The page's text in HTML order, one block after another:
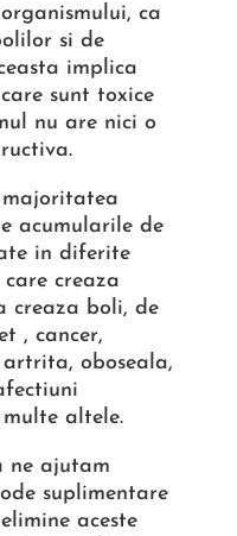
ca
si de
implica
sunt toxice
nu are nici o
acumularile de
in diferite
creaza
creaza boli, de
, cancer,
oboseala,
altele.
ne ajutam
suplimentare
aceste